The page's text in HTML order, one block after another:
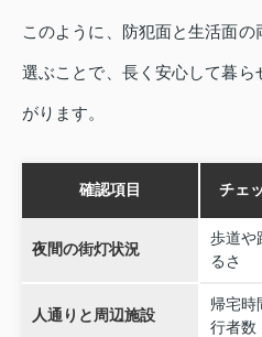
このように、防犯面と生活面
選ぶことで、長く安心して暮
がります。
確認項目 チェ
夜間の街灯状況
歩道や
るさ
人通りと周辺施設
帰宅時
行者数